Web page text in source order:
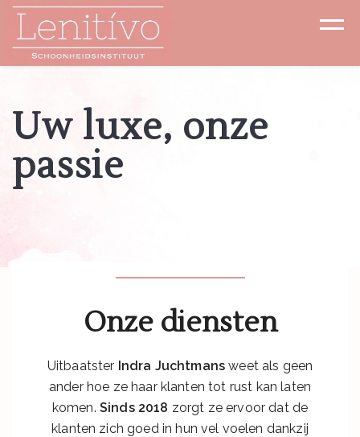
Uw luxe, onze
passie
Onze diensten
Uitbaatster Indra Juchtmans weet als geen
ander hoe ze haar klanten tot rust kan laten
komen. Sinds 2018 zorgt ze ervoor dat de
klanten zich goed in hun vel voelen dankzij